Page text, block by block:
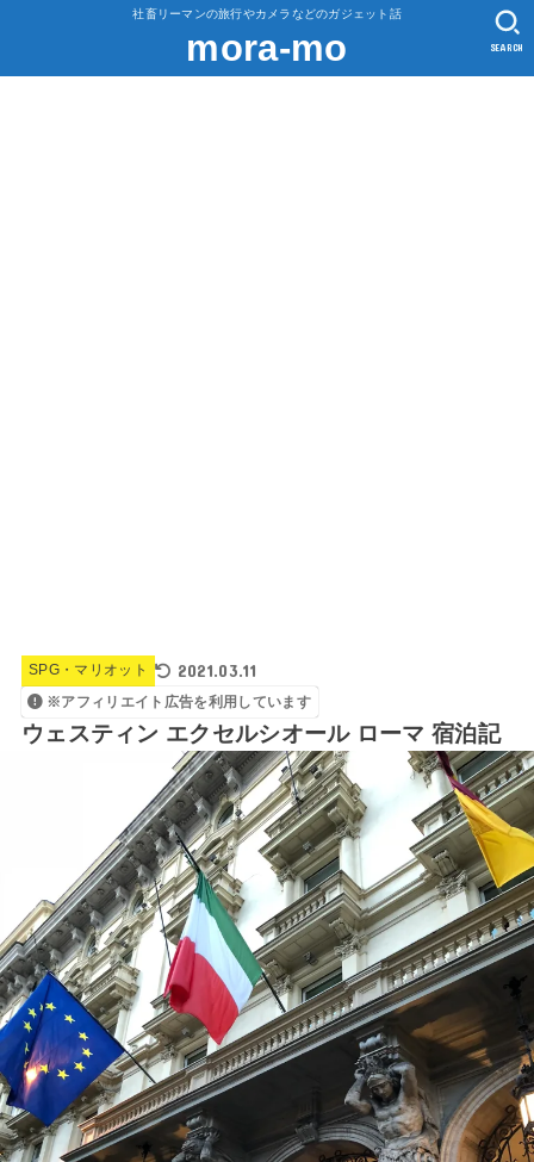
社畜リーマンの旅行やカメラなどのガジェット話
mora-mo SEARCH
SPG・マリオット 2021.03.11
※アフィリエイト広告を利用しています
ウェスティン エクセルシオール ローマ 宿泊記